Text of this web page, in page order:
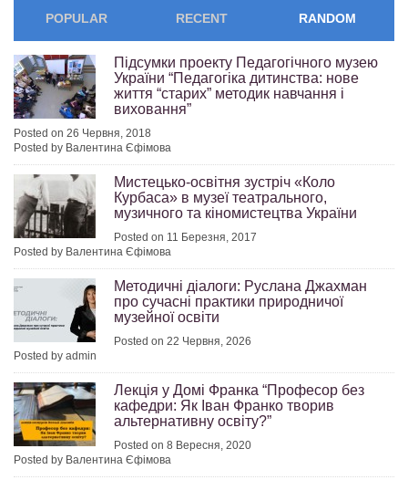
POPULAR RECENT RANDOM
Підсумки проекту Педагогічного музею
України “Педагогіка дитинства: нове
життя “старих” методик навчання і
виховання”
Posted on 26 Червня, 2018
Posted by Валентина Єфімова
Мистецько-освітня зустріч «Коло
Курбаса» в музеї театрального,
музичного та кіномистецтва України
Posted on 11 Березня, 2017
Posted by Валентина Єфімова
Методичні діалоги: Руслана Джахман
про сучасні практики природничої
музейної освіти
Posted on 22 Червня, 2026
Posted by admin
Лекція у Домі Франка “Професор без
кафедри: Як Іван Франко творив
альтернативну освіту?”
Posted on 8 Вересня, 2020
Posted by Валентина Єфімова